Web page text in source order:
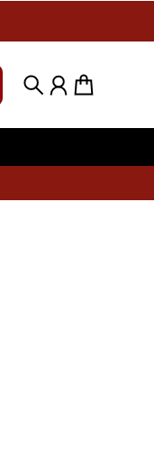
Sök KontoVarukorg